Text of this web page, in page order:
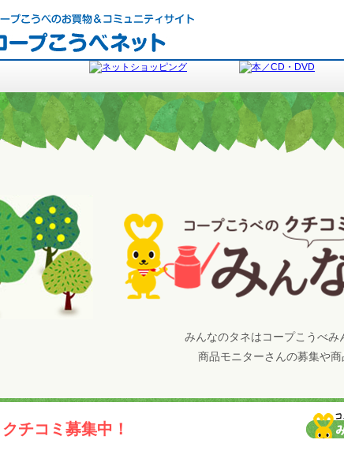
みんなのタネはコープこうべみ
商品モニターさんの募集や商
クチコミ募集中！